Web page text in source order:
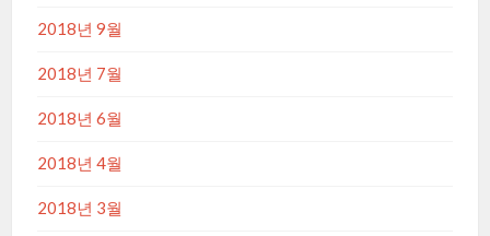
2018년 9월
2018년 7월
2018년 6월
2018년 4월
2018년 3월